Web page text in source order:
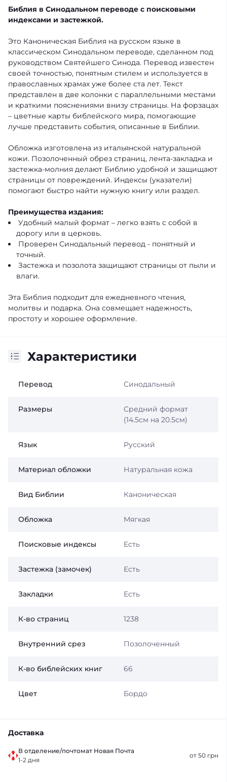
Библия в Синодальном переводе с поисковыми
индексами и застежкой.
Это Каноническая Библия на русском языке в
классическом Синодальном переводе, сделанном под
руководством Святейшего Синода. Перевод известен
своей точностью, понятным стилем и используется в
православных храмах уже более ста лет. Текст
представлен в две колонки с параллельными местами
и краткими пояснениями внизу страницы. На форзацах
– цветные карты библейского мира, помогающие
лучше представить события, описанные в Библии.
Обложка изготовлена ​​из итальянской натуральной
кожи. Позолоченный обрез страниц, лента-закладка и
застежка-молния делают Библию удобной и защищают
страницы от повреждений. Индексы (указатели)
помогают быстро найти нужную книгу или раздел.
Преимущества издания:
Удобный малый формат – легко взять с собой в
дорогу или в церковь.
Проверен Синодальный перевод - понятный и
точный.
Застежка и позолота защищают страницы от пыли и
влаги.
Эта Библия подходит для ежедневного чтения,
молитвы и подарка. Она совмещает надежность,
простоту и хорошее оформление.
Характеристики
Перевод Синодальный
Размеры
Средний формат
(14.5см на 20.5см)
Язык Русский
Материал обложки Натуральная кожа
Вид Библии Каноническая
Обложка Мягкая
Поисковые индексы Есть
Застежка (замочек) Есть
Закладки Есть
К-во страниц 1238
Внутренний срез Позолоченный
К-во библейских книг 66
Цвет Бордо
Доставка
В отделение/почтомат Новая Почта
1-2 дня
от 50 грн